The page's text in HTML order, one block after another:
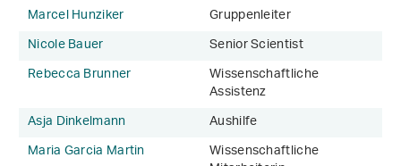
Marcel Hunziker
Gruppenleiter
Nicole Bauer
Senior Scientist
Rebecca Brunner
Wissenschaftliche
Assistenz
Asja Dinkelmann
Aushilfe
Maria Garcia Martin
Wissenschaftliche